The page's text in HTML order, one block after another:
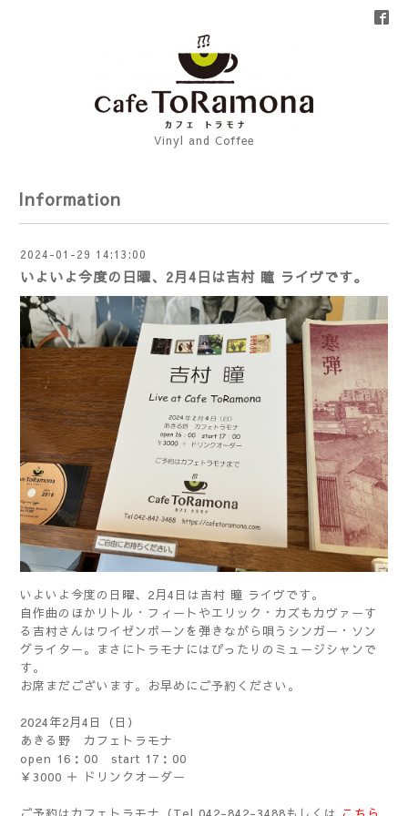
Vinyl and Coffee
Information
2024-01-29 14:13:00
いよいよ今度の日曜、2月4日は吉村 瞳 ライヴです。
いよいよ今度の日曜、2月4日は吉村 瞳 ライヴです。
自作曲のほかリトル・フィートやエリック・カズもカヴァーす
る吉村さんはワイゼンボーンを弾きながら唄うシンガー・ソン
グライター。まさにトラモナにはぴったりのミュージシャンで
す。
お席まだございます。お早めにご予約ください。
2024年2月4日（日）
あきる野 カフェトラモナ
open 16：00 start 17：00
￥3000 ＋ ドリンクオーダー